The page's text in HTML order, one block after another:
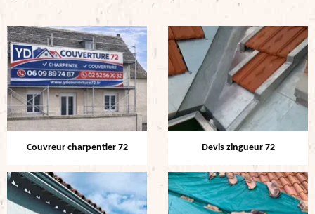
Couvreur charpentier 72 Devis zingueur 72